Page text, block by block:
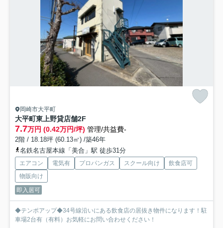
岡崎市大平町
大平町東上野貸店舗2F
7.7万円 (0.42万円/坪) 管理/共益費-
2階 / 18.18坪 (60.13㎡) /築46年
名鉄名古屋本線「美合」駅 徒歩31分
エアコン 電気有 プロパンガス スクール向け
飲食店可
物販向け
即入居可
◆テンポアップ◆34号線沿いにある飲食店の居抜き物件になります！駐
車場2台有（有料）お気軽にお問い合わせください！